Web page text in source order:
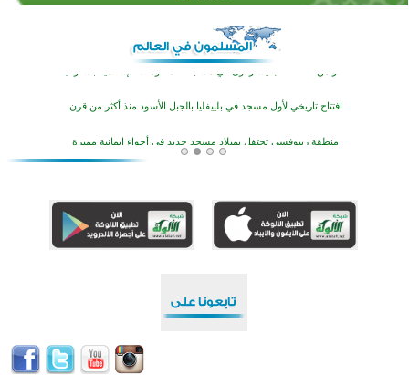
اختتام منافسات قرآنية متميزة في بنغلاديش بمشاركة 3000 متسابق
افتتاح تاريخي لأول مسجد في بلييفليا بالجبل الأسود منذ أكثر من قرن
منطقة ريبوفسي تحتفل بميلاد مسجد جديد في أجواء إيمانية مميزة
أكبر مشروع إسلامي في ريف أستراليا يفتتح أبوابه بعد سنوات من العمل والعطاء
اختتام الدورة التاسعة لمسابقة حفظ وتلاوة القرآن الكريم في أزناكاييف